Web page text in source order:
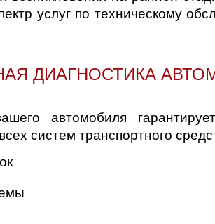
услуг по техническому
ДИАГНОСТИКА
автомобиля
систем транспортного